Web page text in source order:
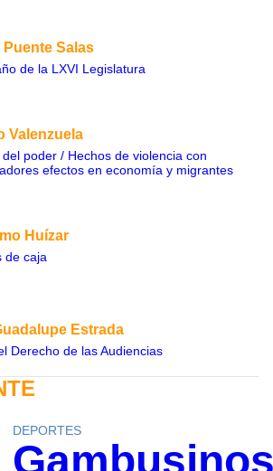
Salas
de la LXVI Legislatura
Valenzuela
poder / Hechos de violencia con
efectos en economía y migrantes
Huízar
de caja
Estrada
Derecho de las Audiencias
DEPORTES